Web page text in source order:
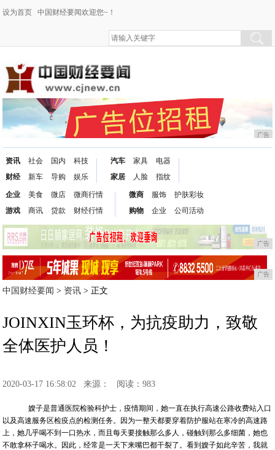
设为首页 中国财经要闻欢迎您~！
广告
资讯
财经
社会
新车
国内
导购
科技
娱乐
汽车
家居
家具
人脸
电器
指纹
企业
游戏
美食
商讯
微店
贷款
微商行情
财经行情
微商
购物
服饰
企业
护肤彩妆
公司活动
广告
广告
中国财经要闻 > 资讯 > 正文
JOINXIN玉环杯，为抗疫助力，致敬
全体医护人员！
2020-03-17 16:58:02 来源： 阅读：983
嫂子是普通医院检验科护士，疫情期间，她一直在执行高速公路收费站入口
以及高速服务区检疫点的检测任务。因为一整天都要穿着防护服站在寒冷的高速路
上，她几乎喝不到一口热水，而且每天要接触那么多人，碰触到那么多细菌，她也
不敢拿杯子喝水。因此，经常是一天下来嘴巴都干裂了。看到嫂子如此辛苦，我就